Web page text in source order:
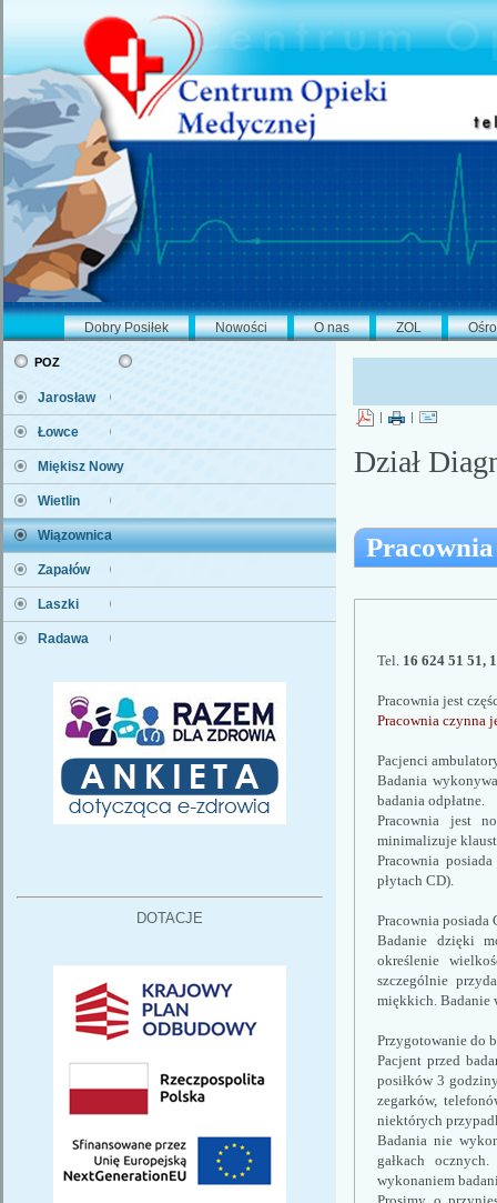
Dobry Posiłek Nowości O nas ZOL
poz
Jarosław
Łowce
Miękisz Nowy
Wietlin
Wiązownica
Zapałów
Laszki
Radawa
DOTACJE
Dział
Tel. 16 624 51 51,
Pracownia jest
Pracownia czynna
Pacjenci
Badania
badania odpłatne.
Pracownia jest
minimalizuje
Pracownia
płytach CD).
Pracownia
Badanie dzięki
określenie
szczególnie
miękkich. Badanie
Przygotowanie do
Pacjent przed
posiłków 3
zegarków,
niektórych
Badania nie
gałkach
wykonaniem